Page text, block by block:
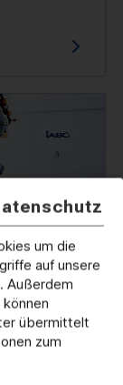
um die
auf unsere
Außerdem
übermittelt
zum